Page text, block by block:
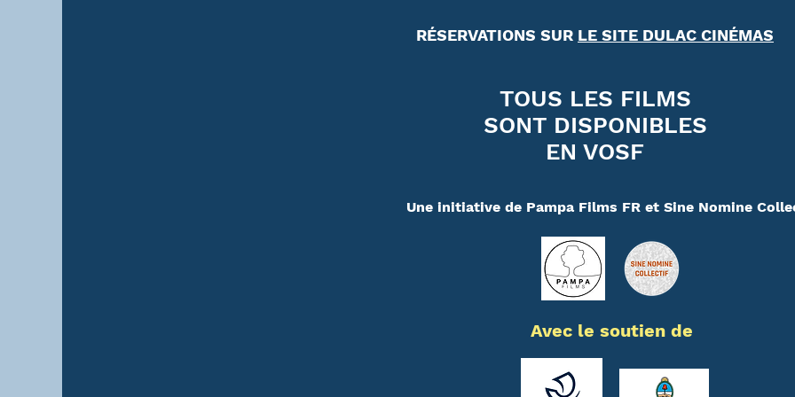
RÉSERVATIONS SUR LE SITE DULAC CINÉMAS
TOUS LES FILMS
SONT DISPONIBLES
EN VOSF
Une initiative de Pampa Films FR et Sine Nomine
Avec le soutien de
Button